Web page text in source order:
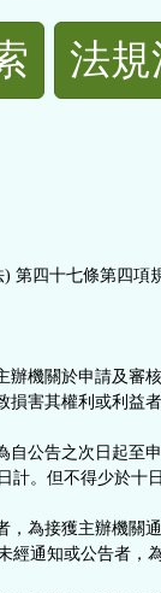
法
第四十七條第四項
辦機關於申請及審
損害其權利或利益
自公告之次日起至
計。但不得少於十
，為接獲主辦機關
經通知或公告者，